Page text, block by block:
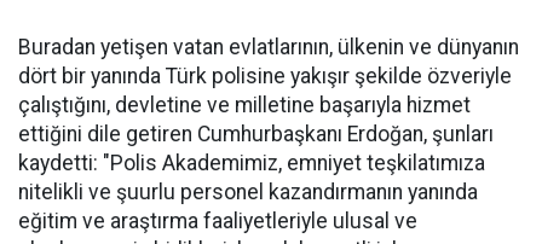
Buradan yetişen vatan evlatlarının, ülkenin ve dünyanın
dört bir yanında Türk polisine yakışır şekilde özveriyle
çalıştığını, devletine ve milletine başarıyla hizmet
ettiğini dile getiren Cumhurbaşkanı Erdoğan, şunları
kaydetti: "Polis Akademimiz, emniyet teşkilatımıza
nitelikli ve şuurlu personel kazandırmanın yanında
eğitim ve araştırma faaliyetleriyle ulusal ve